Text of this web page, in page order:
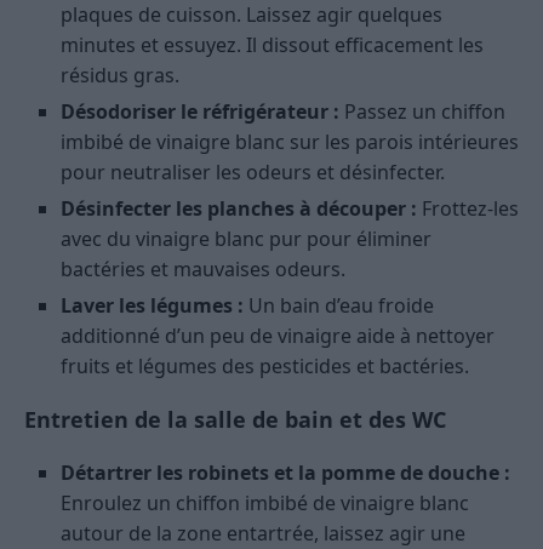
plaques de cuisson. Laissez agir quelques
minutes et essuyez. Il dissout efficacement les
résidus gras.
Désodoriser le réfrigérateur : Passez un chiffon
imbibé de vinaigre blanc sur les parois intérieures
pour neutraliser les odeurs et désinfecter.
Désinfecter les planches à découper : Frottez-les
avec du vinaigre blanc pur pour éliminer
bactéries et mauvaises odeurs.
Laver les légumes : Un bain d’eau froide
additionné d’un peu de vinaigre aide à nettoyer
fruits et légumes des pesticides et bactéries.
Entretien de la salle de bain et des WC
Détartrer les robinets et la pomme de douche :
Enroulez un chiffon imbibé de vinaigre blanc
autour de la zone entartrée, laissez agir une